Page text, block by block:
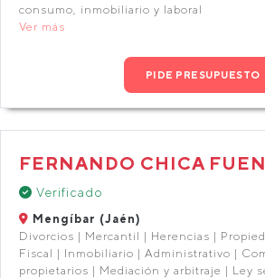
consumo, inmobiliario y laboral
Ver más
PIDE PRESUPUESTO
FERNANDO CHICA
Verificado
Mengíbar (Jaén)
Divorcios | Mercantil | Herencias |
Fiscal | Inmobiliario | Administrativo |
propietarios | Mediación y arbitraje | Ley